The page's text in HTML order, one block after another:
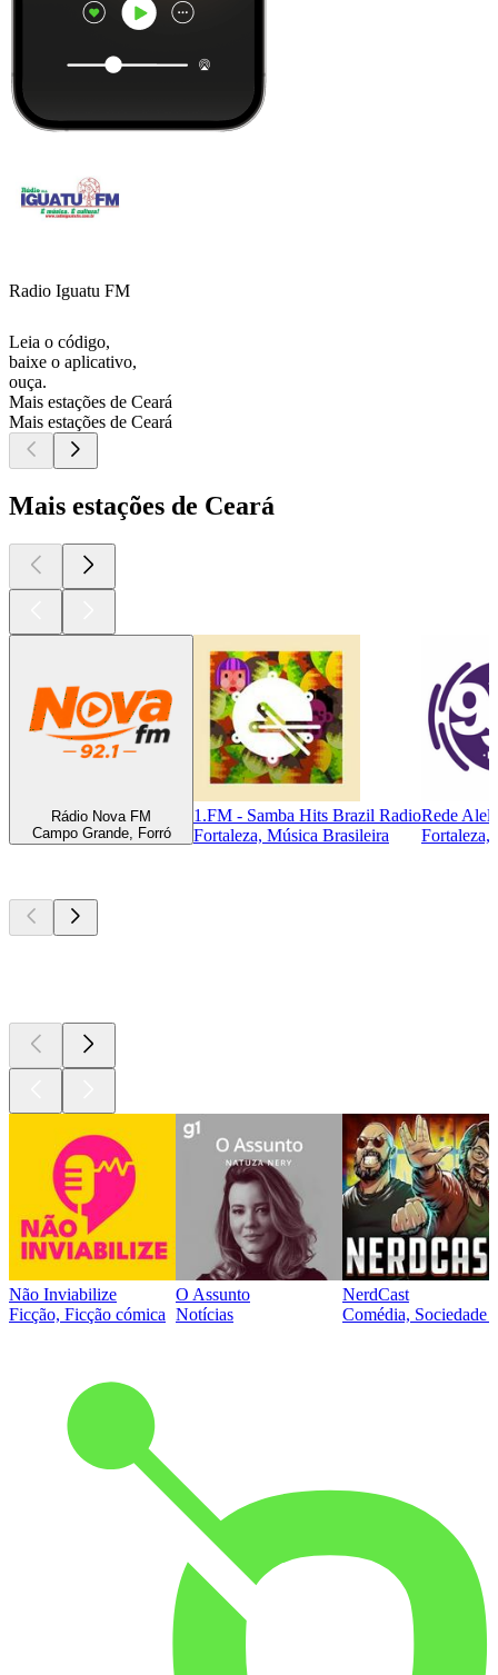
Radio Iguatu FM
Leia o código,
baixe o aplicativo,
ouça.
Mais estações de Ceará
Mais estações de Ceará
Mais estações de Ceará
Rádio Nova FM
Campo Grande, Forró
1.FM - Samba Hits Brazil Radio
Fortaleza, Música Brasileira
Rede
Fortaleza,
Não Inviabilize
Ficção, Ficção cómica
O Assunto
Notícias
NerdCast
Comédia, Sociedade